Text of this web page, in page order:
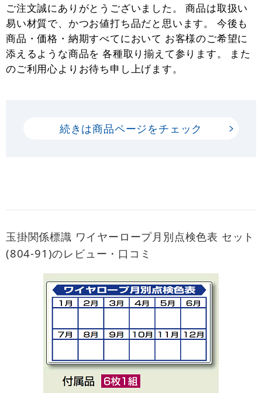
ご注文誠にありがとうございました。 商品は取扱い
易い材質で、かつお値打ち品だと思います。 今後も
商品・価格・納期すべてにおいて お客様のご希望に
添えるような商品を 各種取り揃えて参ります。 また
のご利用心よりお待ち申し上げます。
続きは商品ページをチェック
玉掛関係標識 ワイヤーロープ月別点検色表 セット
(804-91)のレビュー・口コミ